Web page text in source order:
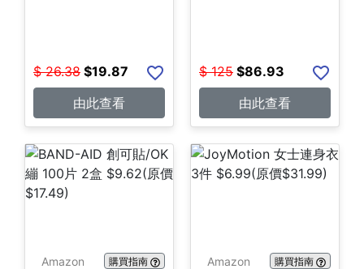
$ 26.38 $19.87
由此查看
$ 125 $86.93
由此查看
Amazon 購買指南 Amazon 購買指南